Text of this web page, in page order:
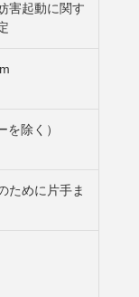
害起動に関す
除く）
ために片手ま